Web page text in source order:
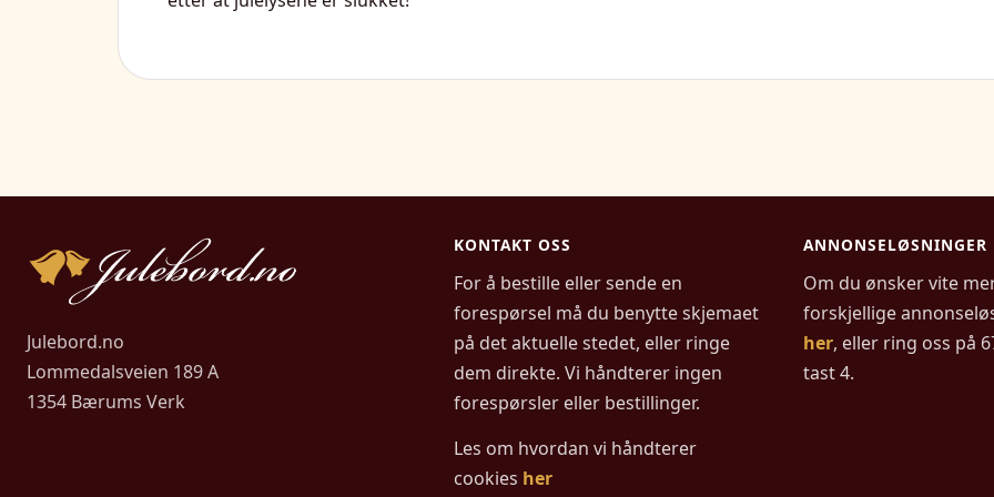
Julebord.no
Lommedalsveien 189 A
1354 Bærums Verk
KONTAKT OSS
For å bestille eller sende en
forespørsel må du benytte skjemaet
på det aktuelle stedet, eller ringe
dem direkte. Vi håndterer ingen
forespørsler eller bestillinger.
Les om hvordan vi håndterer
cookies her
ANNONSELØSNINGER
Om du ønsker vite
forskjellige
her, eller ring oss på
tast 4.